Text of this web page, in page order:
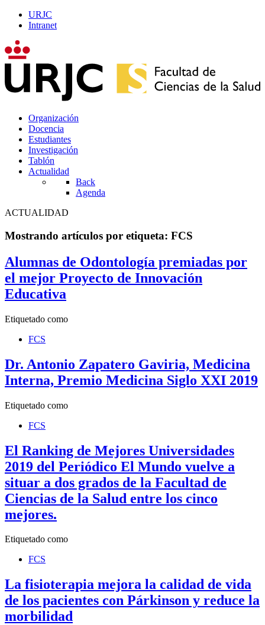
URJC
Intranet
Organización
Docencia
Estudiantes
Investigación
Tablón
Actualidad
Back
Agenda
ACTUALIDAD
Mostrando artículos por etiqueta: FCS
Alumnas de Odontología premiadas por
el mejor Proyecto de Innovación
Educativa
Etiquetado como
FCS
Dr. Antonio Zapatero Gaviria, Medicina
Interna, Premio Medicina Siglo XXI 2019
Etiquetado como
FCS
El Ranking de Mejores Universidades
2019 del Periódico El Mundo vuelve a
situar a dos grados de la Facultad de
Ciencias de la Salud entre los cinco
mejores.
Etiquetado como
FCS
La fisioterapia mejora la calidad de vida
de los pacientes con Párkinson y reduce la
morbilidad